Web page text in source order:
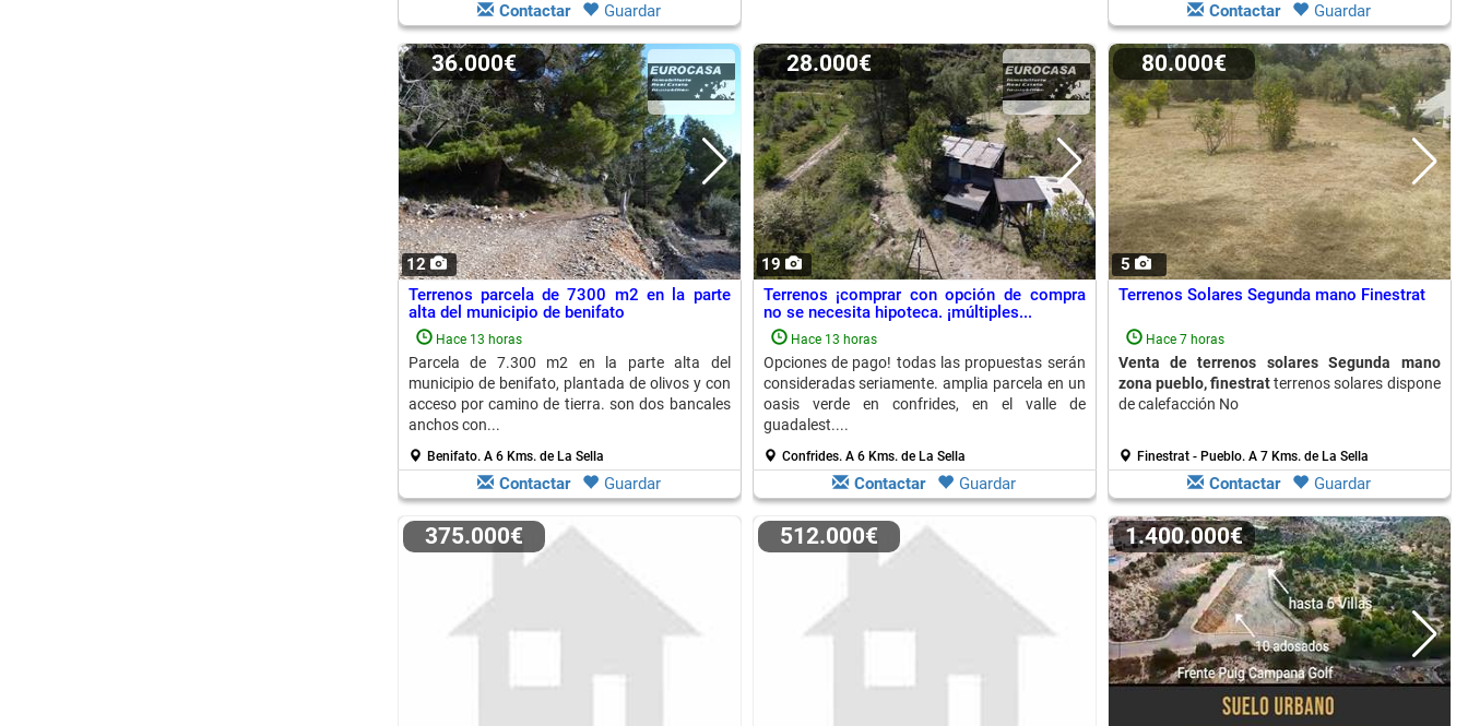
Contactar Guardar Contactar Guardar
12
36.000€
Terrenos parcela de 7300 m2 en la parte
alta del municipio de benifato
Hace 13 horas
Parcela de 7.300 m2 en la parte alta del
municipio de benifato, plantada de olivos y con
acceso por camino de tierra. son dos bancales
anchos con...
Benifato. A 6 Kms. de La Sella
Contactar Guardar
19
28.000€
Terrenos ¡comprar con opción de compra
no se necesita hipoteca. ¡múltiples...
Hace 13 horas
Opciones de pago! todas las propuestas serán
consideradas seriamente. amplia parcela en un
oasis verde en confrides, en el valle de
guadalest....
Confrides. A 6 Kms. de La Sella
Contactar Guardar
5
80.000€
Terrenos Solares Segunda mano Finestrat
Hace 7 horas
Venta de terrenos solares Segunda mano
zona pueblo, finestratterrenos solares dispone
de calefacción No
Finestrat - Pueblo. A 7 Kms. de La Sella
Contactar Guardar
375.000€ 512.000€ 1.400.000€